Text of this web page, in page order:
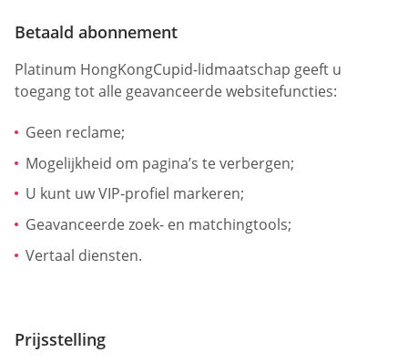
Betaald abonnement
Platinum HongKongCupid-lidmaatschap geeft u
toegang tot alle geavanceerde websitefuncties:
Geen reclame;
Mogelijkheid om pagina’s te verbergen;
U kunt uw VIP-profiel markeren;
Geavanceerde zoek- en matchingtools;
Vertaal diensten.
Prijsstelling